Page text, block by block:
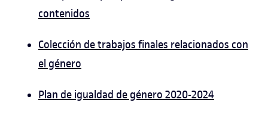
contenidos
Colección de trabajos finales relacionados con
el género
Plan de igualdad de género 2020-2024